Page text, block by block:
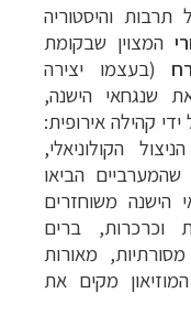
והיסטוריה
המצוין שבקומת
(בעצמו יצירה
שנגחאי הישנה,
קהילה אירופית:
הקולוניאלי,
הביאו
הישנה משוחזרים
וכרכרות, ברים
מסורתיות, מאורות
מקים את